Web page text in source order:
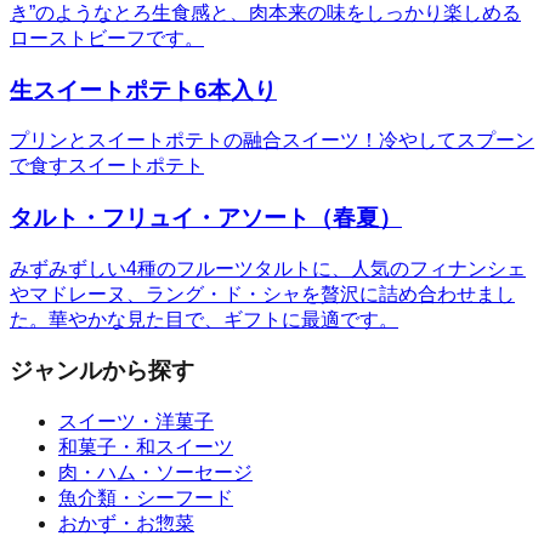
き”のようなとろ生食感と、肉本来の味をしっかり楽しめる
ローストビーフです。
生スイートポテト6本入り
プリンとスイートポテトの融合スイーツ！冷やしてスプーン
で食すスイートポテト
タルト・フリュイ・アソート（春夏）
みずみずしい4種のフルーツタルトに、人気のフィナンシェ
やマドレーヌ、ラング・ド・シャを贅沢に詰め合わせまし
た。華やかな見た目で、ギフトに最適です。
ジャンルから探す
スイーツ・洋菓子
和菓子・和スイーツ
肉・ハム・ソーセージ
魚介類・シーフード
おかず・お惣菜